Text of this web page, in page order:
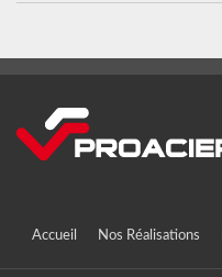
Accueil Nos Réalisations